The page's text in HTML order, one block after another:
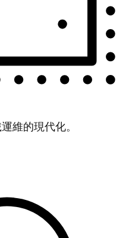
維的現代化。